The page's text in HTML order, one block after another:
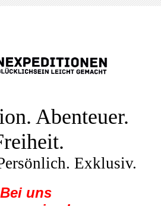
Abenteuer.
Exklusiv.
Bei uns